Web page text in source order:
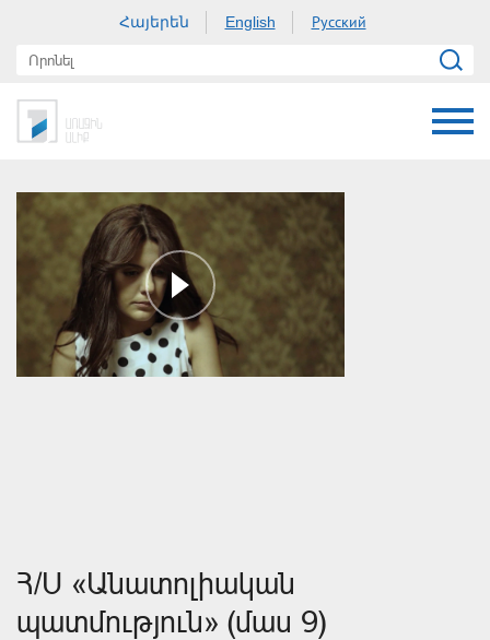
Հայերեն English Русский
Հ/Ս «Անատոլիական
պատմություն» (մաս 9)